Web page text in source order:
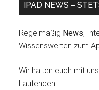
IPAD NEWS –
Regelmäßig News,
Wissenswerten zum
Wir halten euch mit
Laufenden.